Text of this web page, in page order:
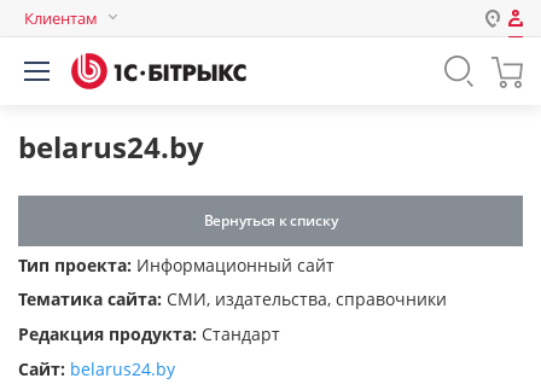
Клиентам
Авторизация
Пароль
Запомнить меня на этом
belarus24.by
Вернуться к списку
Тип проекта: Информационный сайт
Тематика сайта: СМИ, издательства, справочники
Редакция продукта: Стандарт
Сайт: belarus24.by